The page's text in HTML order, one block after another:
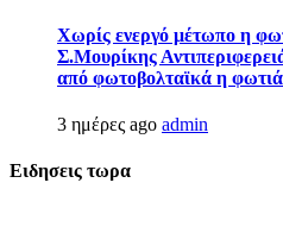
Χωρίς ενεργό μέτωπο η
Σ.Μουρίκης
από φωτοβολταϊκά η
3 ημέρες ago admin
Ειδησεις τωρα